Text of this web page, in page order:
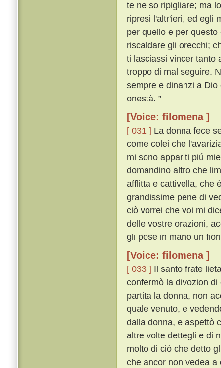
te ne so ripigliare; ma
ripresi l'altr'ieri, ed egli
per quello e per
riscaldare gli orecchi;
ti lasciassi vincer tanto
troppo di mal seguire.
sempre e dinanzi a
onestà. ”
[Voice: filomena ]
[ 031 ] La donna fece
come colei che
mi sono appariti piú
domandino altro che
afflitta e cattivella, che
grandissime pene di
ciò vorrei che voi mi
delle vostre orazioni,
gli pose in mano un
[Voice: filomena ]
[ 033 ] Il santo frate
confermò la divozion
partita la donna, non
quale venuto, e
dalla donna, e aspettò
altre volte dettegli e di
molto di ciò che detto
che ancor non vedea a